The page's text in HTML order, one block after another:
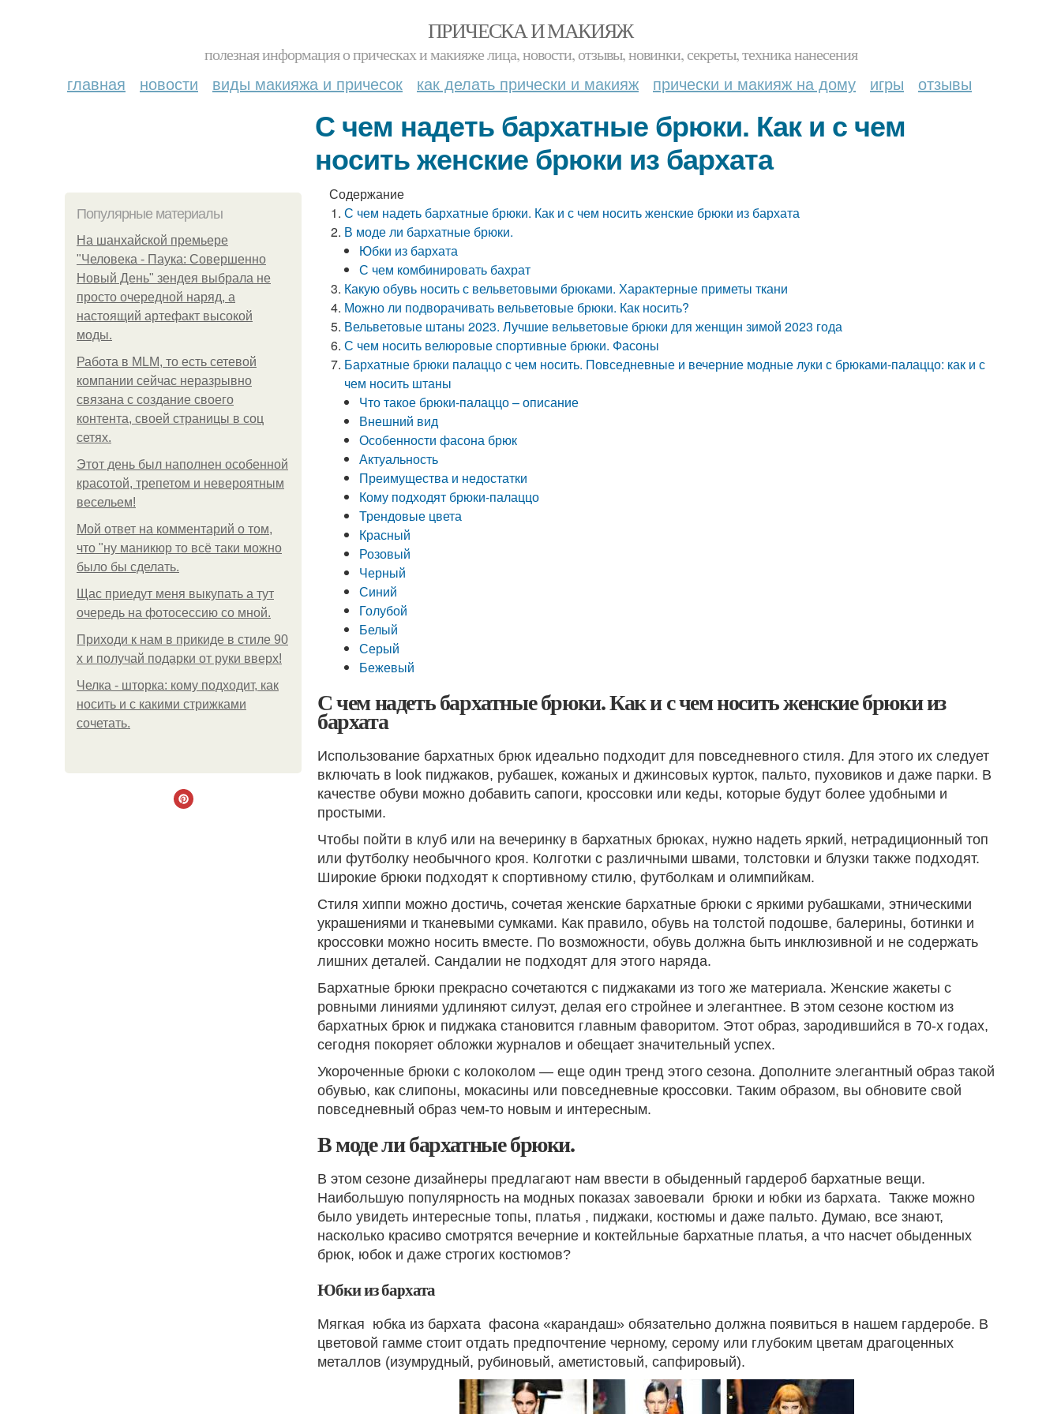
ПРИЧЕСКА И МАКИЯЖ
полезная информация о прическах и макияже лица, новости, отзывы, новинки, секреты, техника нанесения
главная новости виды макияжа и причесок как делать прически и макияж прически и макияж на дому игры отзывы
С чем надеть бархатные брюки. Как и с чем
носить женские брюки из бархата
Популярные материалы
На шанхайской премьере
"Человека - Паука: Совершенно
Новый День" зендея выбрала не
просто очередной наряд, а
настоящий артефакт высокой
моды.
Работа в MLM, то есть сетевой
компании сейчас неразрывно
связана с создание своего
контента, своей страницы в соц
сетях.
Этот день был наполнен особенной
красотой, трепетом и невероятным
весельем!
Мой ответ на комментарий о том,
что "ну маникюр то всё таки можно
было бы сделать.
Щас приедут меня выкупать а тут
очередь на фотосессию со мной.
Приходи к нам в прикиде в стиле 90
х и получай подарки от руки вверх!
Челка - шторка: кому подходит, как
носить и с какими стрижками
сочетать.
Содержание
С чем надеть бархатные брюки. Как и с чем носить женские брюки из бархата
В моде ли бархатные брюки.
Юбки из бархата
С чем комбинировать бахрат
Какую обувь носить с вельветовыми брюками. Характерные приметы ткани
Можно ли подворачивать вельветовые брюки. Как носить?
Вельветовые штаны 2023. Лучшие вельветовые брюки для женщин зимой 2023 года
С чем носить велюровые спортивные брюки. Фасоны
Бархатные брюки палаццо с чем носить. Повседневные и вечерние модные луки с брюками-палаццо: как и с
чем носить штаны
Что такое брюки-палаццо – описание
Внешний вид
Особенности фасона брюк
Актуальность
Преимущества и недостатки
Кому подходят брюки-палаццо
Трендовые цвета
Красный
Розовый
Черный
Синий
Голубой
Белый
Серый
Бежевый
С чем надеть бархатные брюки. Как и с чем носить женские брюки из
бархата
Использование бархатных брюк идеально подходит для повседневного стиля. Для этого их следует
включать в look пиджаков, рубашек, кожаных и джинсовых курток, пальто, пуховиков и даже парки. В
качестве обуви можно добавить сапоги, кроссовки или кеды, которые будут более удобными и
простыми.
Чтобы пойти в клуб или на вечеринку в бархатных брюках, нужно надеть яркий, нетрадиционный топ
или футболку необычного кроя. Колготки с различными швами, толстовки и блузки также подходят.
Широкие брюки подходят к спортивному стилю, футболкам и олимпийкам.
Стиля хиппи можно достичь, сочетая женские бархатные брюки с яркими рубашками, этническими
украшениями и тканевыми сумками. Как правило, обувь на толстой подошве, балерины, ботинки и
кроссовки можно носить вместе. По возможности, обувь должна быть инклюзивной и не содержать
лишних деталей. Сандалии не подходят для этого наряда.
Бархатные брюки прекрасно сочетаются с пиджаками из того же материала. Женские жакеты с
ровными линиями удлиняют силуэт, делая его стройнее и элегантнее. В этом сезоне костюм из
бархатных брюк и пиджака становится главным фаворитом. Этот образ, зародившийся в 70-х годах,
сегодня покоряет обложки журналов и обещает значительный успех.
Укороченные брюки с колоколом — еще один тренд этого сезона. Дополните элегантный образ такой
обувью, как слипоны, мокасины или повседневные кроссовки. Таким образом, вы обновите свой
повседневный образ чем-то новым и интересным.
В моде ли бархатные брюки.
В этом сезоне дизайнеры предлагают нам ввести в обыденный гардероб бархатные вещи.
Наибольшую популярность на модных показах завоевали брюки и юбки из бархата. Также можно
было увидеть интересные топы, платья , пиджаки, костюмы и даже пальто. Думаю, все знают,
насколько красиво смотрятся вечерние и коктейльные бархатные платья, а что насчет обыденных
брюк, юбок и даже строгих костюмов?
Юбки из бархата
Мягкая юбка из бархата фасона «карандаш» обязательно должна появиться в нашем гардеробе. В
цветовой гамме стоит отдать предпочтение черному, серому или глубоким цветам драгоценных
металлов (изумрудный, рубиновый, аметистовый, сапфировый).